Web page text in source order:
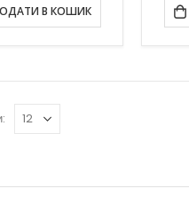
В КОШИК